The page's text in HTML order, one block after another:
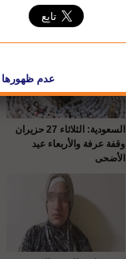
السعودية: الثلاثاء 27 حزيران
وقفة عرفة والأربعاء عيد
الأضحى